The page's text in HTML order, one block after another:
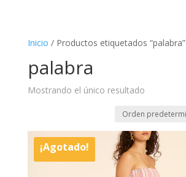
Inicio / Productos etiquetados “palabra”
palabra
Mostrando el único resultado
¡Agotado!